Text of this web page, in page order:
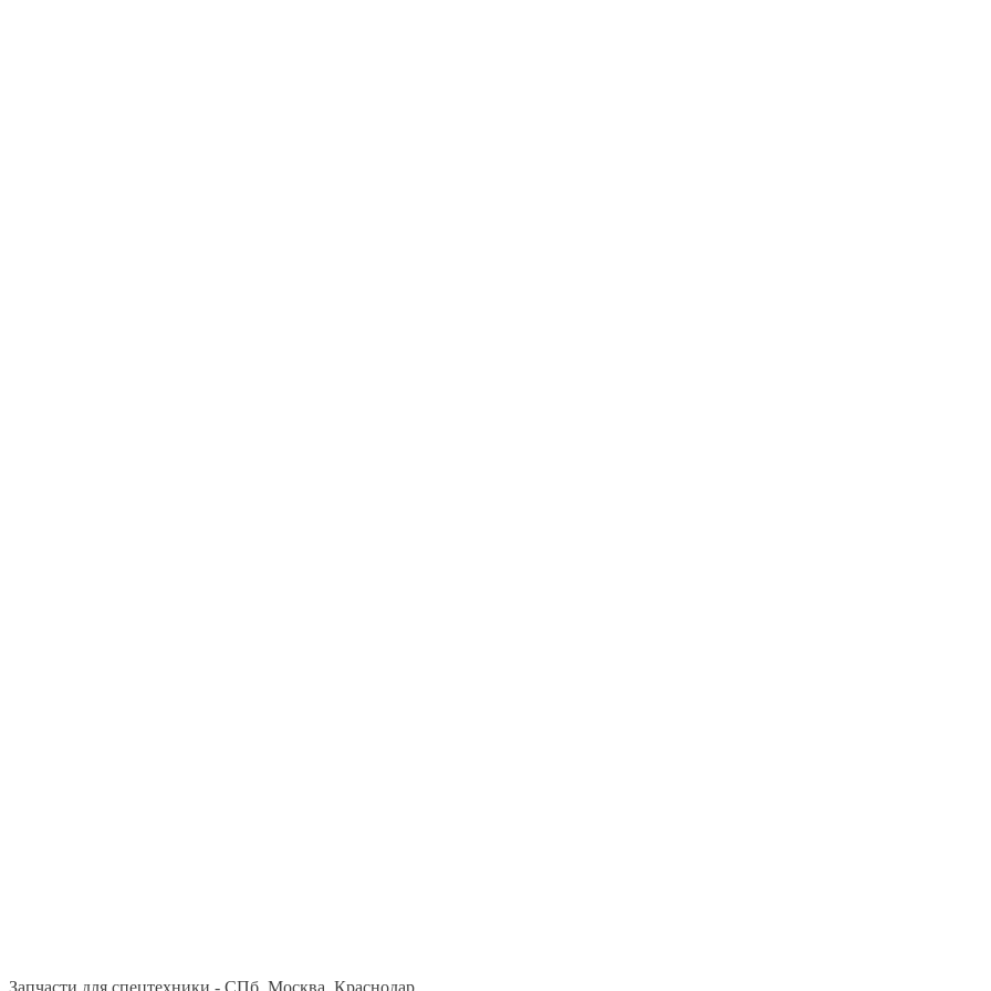
Запчасти для спецтехники - СПб, Москва, Краснодар